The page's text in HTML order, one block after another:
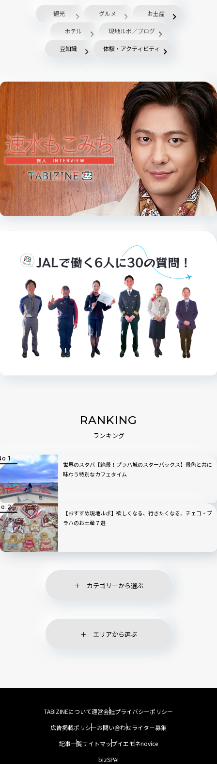
観光 グルメ お土産
ホテル 現地ルポ／ブログ
豆知識 体験・アクティビティ
RANKING
ランキング
世界のスタバ【絶景！プラハ城のスターバックス】景色と共に
味わう特別なカフェタイム
【おすすめ現地ルポ】欲しくなる、行きたくなる、チェコ・プ
ラハのお土産７選
カテゴリーから選ぶ
エリアから選ぶ
TABIZINEについて運営会社プライバシーポリシー
広告掲載ポリシーお問い合わせライター募集
記事一覧サイトマップイエモネnovice
bizSPA!